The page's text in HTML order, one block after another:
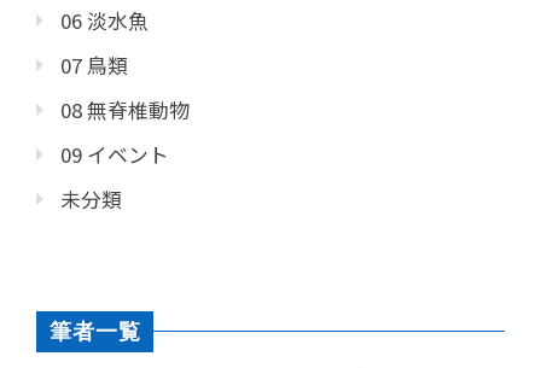
06 淡水魚
07 鳥類
08 無脊椎動物
09 イベント
未分類
筆者一覧